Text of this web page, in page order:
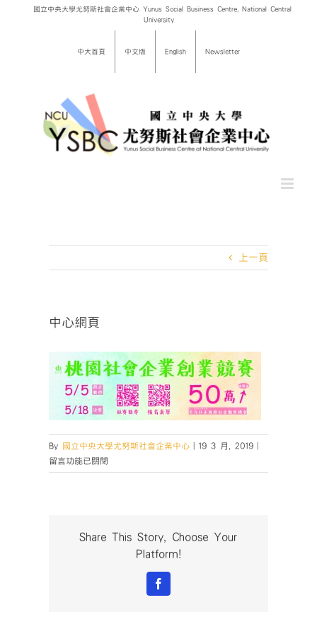
國立中央大學尤努斯社會企業中心 Yunus Social Business Centre, National Central
University
中大首頁 中文版 English Newsletter
上一頁
中心網頁
By 國立中央大學尤努斯社會企業中心 19 3 月, 2019
心
留言功能已關閉
Share This Story, Choose Your
Platform!
Facebook